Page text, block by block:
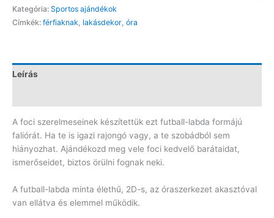
Kategória: Sportos ajándékok
Címkék: férfiaknak, lakásdekor, óra
Leírás
A foci szerelmeseinek készítettük ezt futball-labda formájú
faliórát. Ha te is igazi rajongó vagy, a te szobádból sem
hiányozhat. Ajándékozd meg vele foci kedvelő barátaidat,
ismerőseidet, biztos örülni fognak neki.
A futball-labda minta élethű, 2D-s, az óraszerkezet akasztóval
van ellátva és elemmel működik.